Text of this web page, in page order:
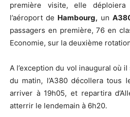
première visite, elle
l’aéroport de Hambourg, un
passagers en première, 76 en
Economie, sur la deuxième
A l’exception du vol inaugural où
du matin, l’A380 décollera tous
arriver à 19h05, et repartira
atterrir le lendemain à 6h20.